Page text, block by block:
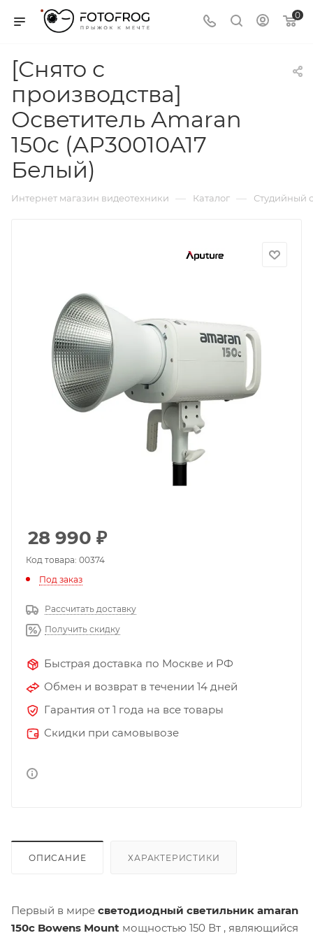
0
[Снято с
производства]
Осветитель Amaran
150c (AP30010A17
Белый)
Интернет магазин видеотехники — Каталог — Студийный
28 990 ₽
Код товара: 00374
Под заказ
Рассчитать доставку
Получить скидку
Быстрая доставка по Москве и РФ
Обмен и возврат в течении 14 дней
Гарантия от 1 года на все товары
Скидки при самовывозе
ОПИСАНИЕ ХАРАКТЕРИСТИКИ
Первый в мире светодиодный светильник amaran
150c Bowens Mount мощностью 150 Вт , являющийся